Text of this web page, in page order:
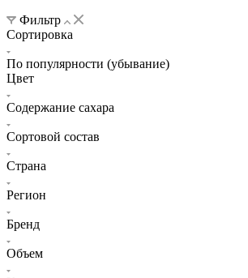
Фильтр
Сортировка
По популярности (убывание)
Цвет
Содержание сахара
Сортовой состав
Страна
Регион
Бренд
Объем